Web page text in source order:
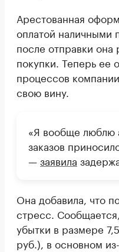
Арестованная
оплатой наличными
после отправки она
покупки. Теперь ее
процессов
свою вину.
«Я вообще люблю
заказов
—заявила
Она добавила, что
стресс.
убытки в размере
руб.), в основном